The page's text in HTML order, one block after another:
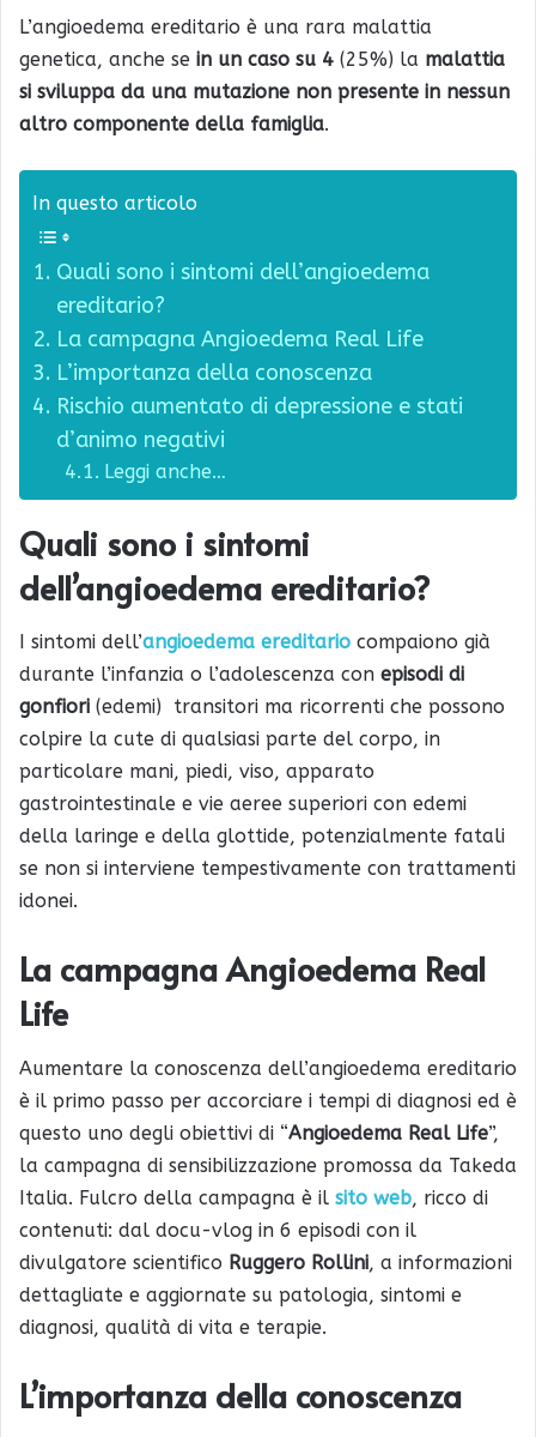
L’angioedema ereditario è una rara malattia
genetica, anche se in un caso su 4 (25%) la malattia
si sviluppa da una mutazione non presente in nessun
altro componente della famiglia.
In questo articolo
Quali sono i sintomi dell’angioedema
ereditario?
La campagna Angioedema Real Life
L’importanza della conoscenza
Rischio aumentato di depressione e stati
d’animo negativi
Leggi anche…
Quali sono i sintomi
dell’angioedema ereditario?
I sintomi dell’angioedema ereditario compaiono già
durante l’infanzia o l’adolescenza con episodi di
gonfiori (edemi) transitori ma ricorrenti che possono
colpire la cute di qualsiasi parte del corpo, in
particolare mani, piedi, viso, apparato
gastrointestinale e vie aeree superiori con edemi
della laringe e della glottide, potenzialmente fatali
se non si interviene tempestivamente con trattamenti
idonei.
La campagna Angioedema Real
Life
Aumentare la conoscenza dell’angioedema ereditario
è il primo passo per accorciare i tempi di diagnosi ed è
questo uno degli obiettivi di “Angioedema Real Life”,
la campagna di sensibilizzazione promossa da Takeda
Italia. Fulcro della campagna è il sito web, ricco di
contenuti: dal docu-vlog in 6 episodi con il
divulgatore scientifico Ruggero Rollini, a informazioni
dettagliate e aggiornate su patologia, sintomi e
diagnosi, qualità di vita e terapie.
L’importanza della conoscenza